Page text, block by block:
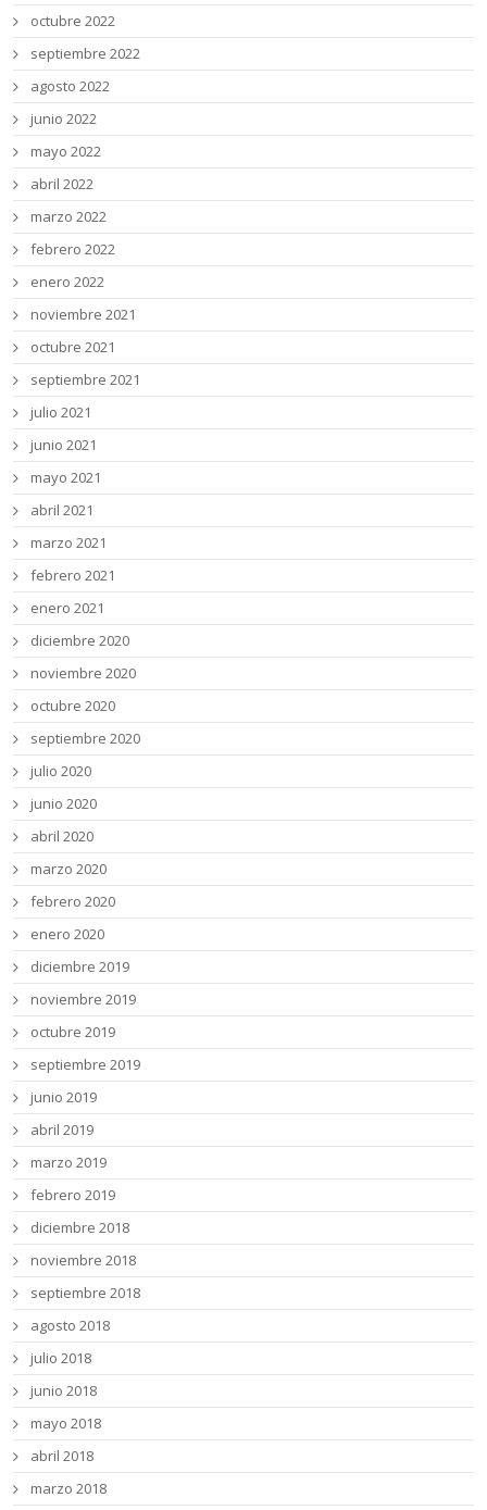
octubre 2022
septiembre 2022
agosto 2022
junio 2022
mayo 2022
abril 2022
marzo 2022
febrero 2022
enero 2022
noviembre 2021
octubre 2021
septiembre 2021
julio 2021
junio 2021
mayo 2021
abril 2021
marzo 2021
febrero 2021
enero 2021
diciembre 2020
noviembre 2020
octubre 2020
septiembre 2020
julio 2020
junio 2020
abril 2020
marzo 2020
febrero 2020
enero 2020
diciembre 2019
noviembre 2019
octubre 2019
septiembre 2019
junio 2019
abril 2019
marzo 2019
febrero 2019
diciembre 2018
noviembre 2018
septiembre 2018
agosto 2018
julio 2018
junio 2018
mayo 2018
abril 2018
marzo 2018